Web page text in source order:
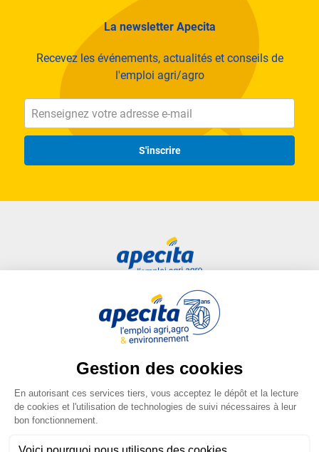
La newsletter Apecita
Recevez les événements, actualités et conseils de
l'emploi agri/agro
S'inscrire
Entreprise
Centre de formation
Liens utiles
Plan du site
FAQ